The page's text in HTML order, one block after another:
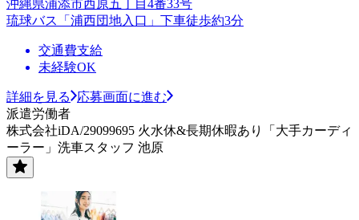
沖縄県浦添市西原五丁目4番33号
琉球バス「浦西団地入口」下車徒歩約3分
交通費支給
未経験OK
詳細を見る
応募画面に進む
派遣労働者
株式会社iDA/29099695 火水休&長期休暇あり「大手カーディ
ーラー」洗車スタッフ 池原